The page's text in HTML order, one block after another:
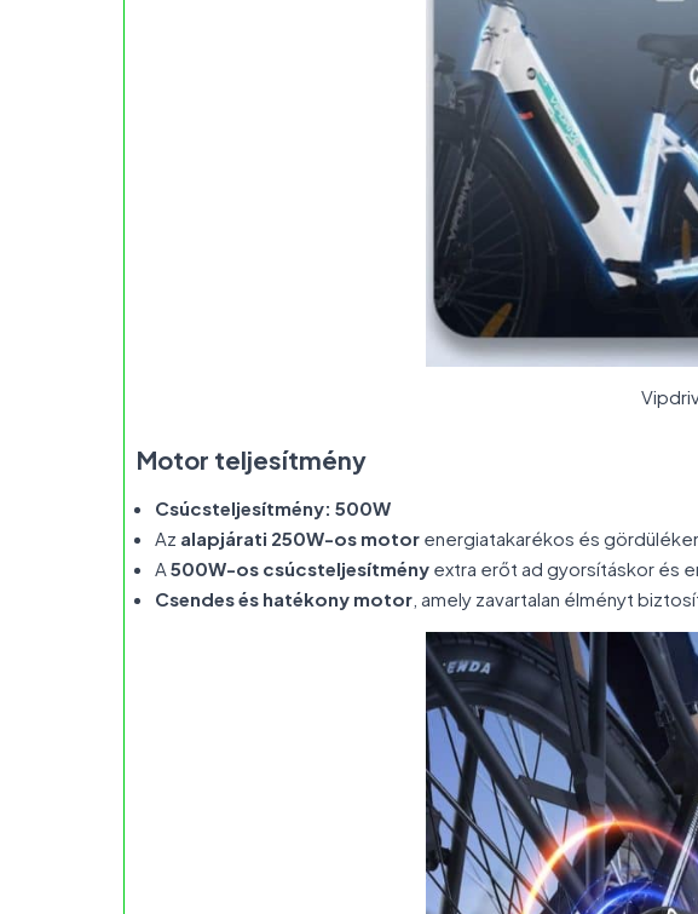
Motor teljesítmény
Csúcsteljesítmény: 500W
Az alapjárati 250W-os motor energiatakarékos és
A 500W-os csúcsteljesítmény extra erőt ad gyorsításkor és
Csendes és hatékony motor , amely zavartalan élményt